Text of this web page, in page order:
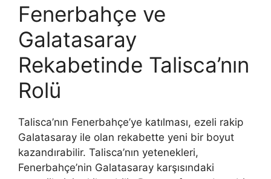
Fenerbahçe ve
Galatasaray
Rekabetinde Talisca’nın
Rolü
Talisca’nın Fenerbahçe’ye katılması, ezeli rakip
Galatasaray ile olan rekabette yeni bir boyut
kazandırabilir. Talisca’nın yetenekleri,
Fenerbahçe’nin Galatasaray karşısındaki